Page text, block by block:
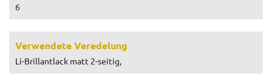
6
Verwendete Veredelung
Li-Brillantlack matt 2-seitig,